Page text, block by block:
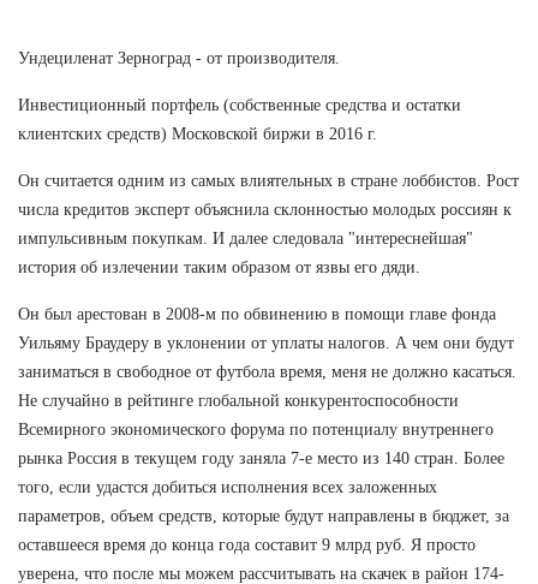
Ундециленат Зерноград - от производителя.
Инвестиционный портфель (собственные средства и остатки
клиентских средств) Московской биржи в 2016 г.
Он считается одним из самых влиятельных в стране лоббистов. Рост
числа кредитов эксперт объяснила склонностью молодых россиян к
импульсивным покупкам. И далее следовала "интереснейшая"
история об излечении таким образом от язвы его дяди.
Он был арестован в 2008-м по обвинению в помощи главе фонда
Уильяму Браудеру в уклонении от уплаты налогов. А чем они будут
заниматься в свободное от футбола время, меня не должно касаться.
Не случайно в рейтинге глобальной конкурентоспособности
Всемирного экономического форума по потенциалу внутреннего
рынка Россия в текущем году заняла 7-е место из 140 стран. Более
того, если удастся добиться исполнения всех заложенных
параметров, объем средств, которые будут направлены в бюджет, за
оставшееся время до конца года составит 9 млрд руб. Я просто
уверена, что после мы можем рассчитывать на скачек в район 174-